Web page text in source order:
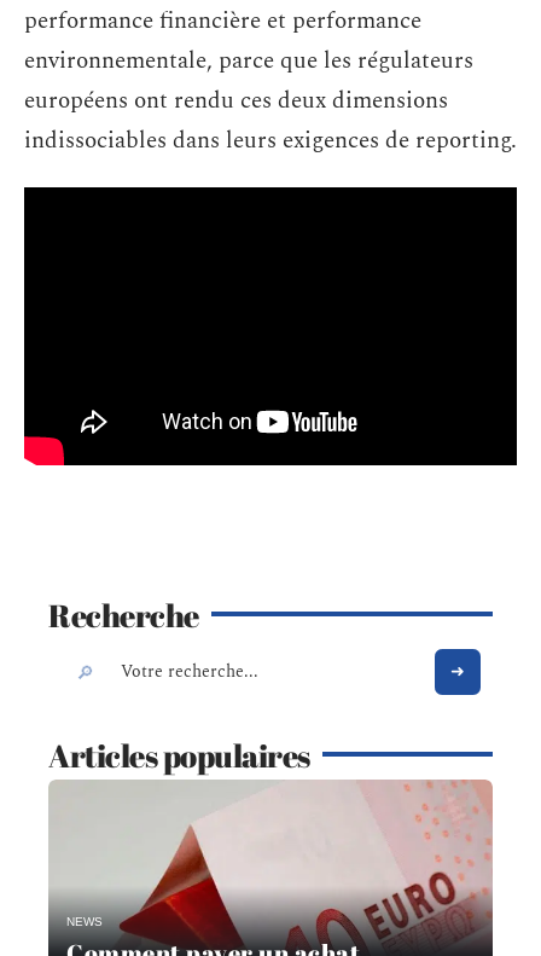
performance financière et performance
environnementale, parce que les régulateurs
européens ont rendu ces deux dimensions
indissociables dans leurs exigences de reporting.
Recherche
Articles populaires
NEWS